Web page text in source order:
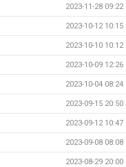
2023-11-28 09:22
2023-10-12 10:15
2023-10-10 10:12
2023-10-09 12:26
2023-10-04 08:24
2023-09-15 20:50
2023-09-12 10:47
2023-09-08 08:08
2023-08-29 20:00